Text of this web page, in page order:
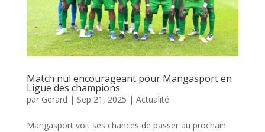
Match nul encourageant pour Mangasport en
Ligue des champions
par Gerard | Sep 21, 2025 | Actualité
Mangasport voit ses chances de passer au prochain